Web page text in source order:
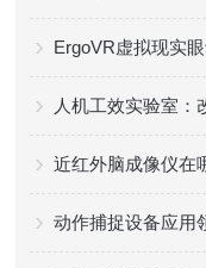
ErgoVR虚拟现实
人机工效实验室：
近红外脑成像仪在
动作捕捉设备应用